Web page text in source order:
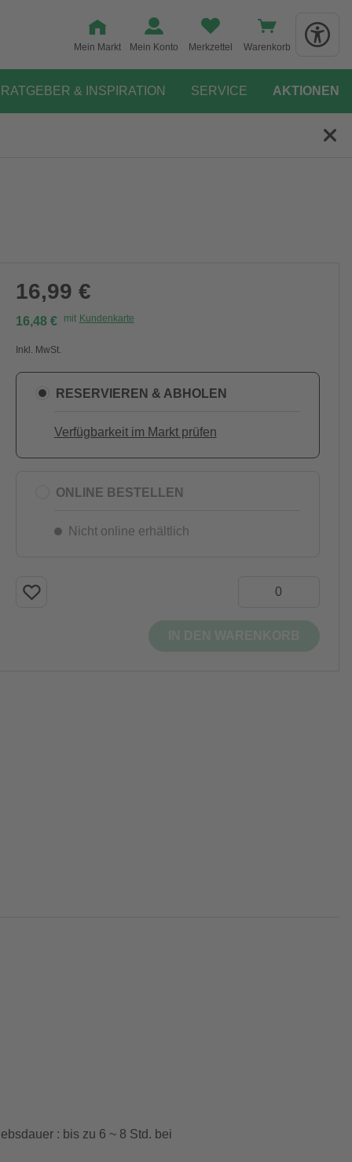
Mein Markt Mein Konto Merkzettel Warenkorb
RATGEBER & INSPIRATION SERVICE AKTIONEN
16,99 €
16,48 € mit Kundenkarte
Inkl. MwSt.
RESERVIEREN & ABHOLEN
Verfügbarkeit im Markt prüfen
ONLINE BESTELLEN
Nicht online erhältlich
: bis zu 6 ~ 8 Std. bei